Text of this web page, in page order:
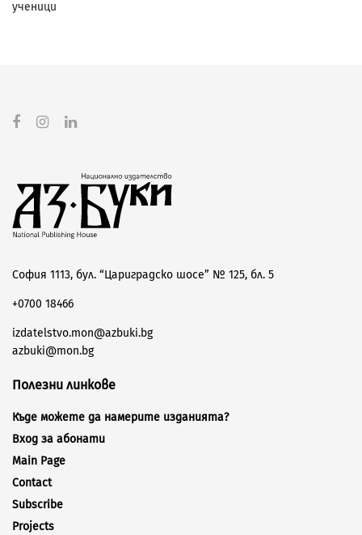
ученици
София 1113, бул. “Цариградско шосе” № 125, бл. 5
+0700 18466
izdatelstvo.mon@azbuki.bg
azbuki@mon.bg
Полезни линкове
Къде можете да намерите изданията?
Вход за абонати
Main Page
Contact
Subscribe
Projects